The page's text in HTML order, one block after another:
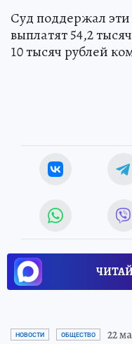
Суд поддержал
выплатят 54,2
10 тысяч рублей
НОВОСТИ ОБЩЕСТВО 22